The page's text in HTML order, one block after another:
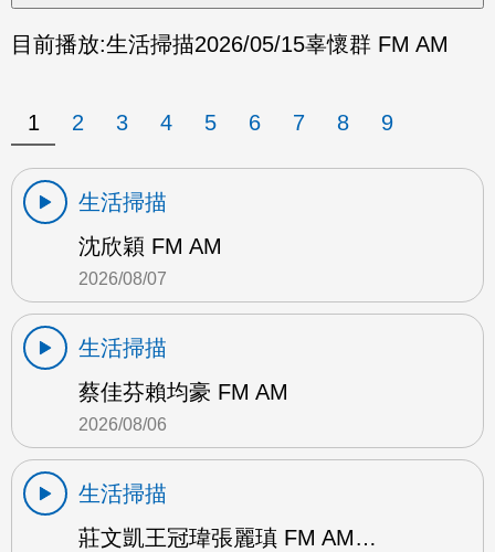
目前播放:生活掃描2026/05/15辜懷群 FM AM
1 2 3 4 5 6 7 8 9
生活掃描
沈欣穎 FM AM
2026/08/07
生活掃描
蔡佳芬賴均豪 FM AM
2026/08/06
生活掃描
莊文凱王冠瑋張麗瑱 FM AM…